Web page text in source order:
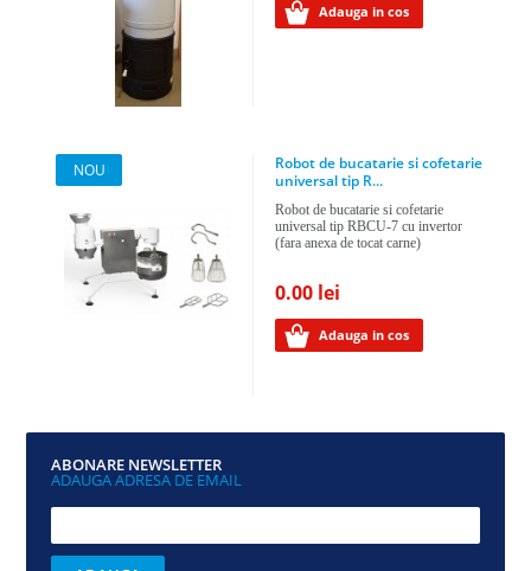
Adauga in cos
NOU
Robot de bucatarie si cofetarie
universal tip R...
Robot de bucatarie si cofetarie
universal tip RBCU-7 cu invertor
(fara anexa de tocat carne)
0.00 lei
Adauga in cos
ABONARE NEWSLETTER
ADAUGA ADRESA DE EMAIL